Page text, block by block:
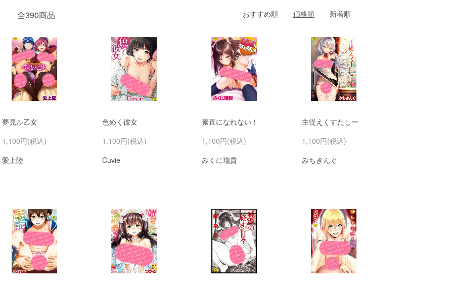
全390商品 おすすめ順 価格順 新着順
夢見ル乙女
1,100円(税込)
愛上陸
色めく彼女
1,100円(税込)
Cuvie
素直になれない！
1,100円(税込)
みくに瑞貴
主従えくすたしー
1,100円(税込)
みちきんぐ